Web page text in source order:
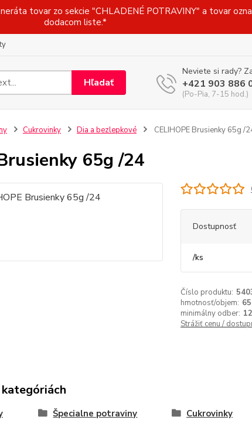
tovar zo sekcie "CHLADENÉ POTRAVINY" a tovar
dodacom liste.*
Hľadať
Neviete si rady?
+421 903 886
(Po-Pia, 7-15 hod.)
Cukrovinky Dia a bezlepkové CELIHOPE Brusienky 65g /
65g /24
Dostupnosť
/ks
Číslo produktu:
hmotnosť/objem:
minimálny odber: 12
Strážiť cenu /
Špecialne potraviny Cukrovinky